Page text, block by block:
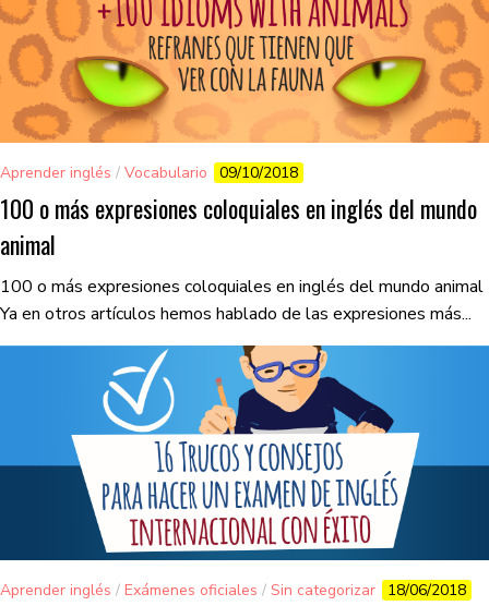
Aprender inglés / Vocabulario 09/10/2018
100 o más expresiones coloquiales en inglés del mundo
animal
100 o más expresiones coloquiales en inglés del mundo animal
Ya en otros artículos hemos hablado de las expresiones más...
Aprender inglés / Exámenes oficiales / Sin categorizar 18/06/2018